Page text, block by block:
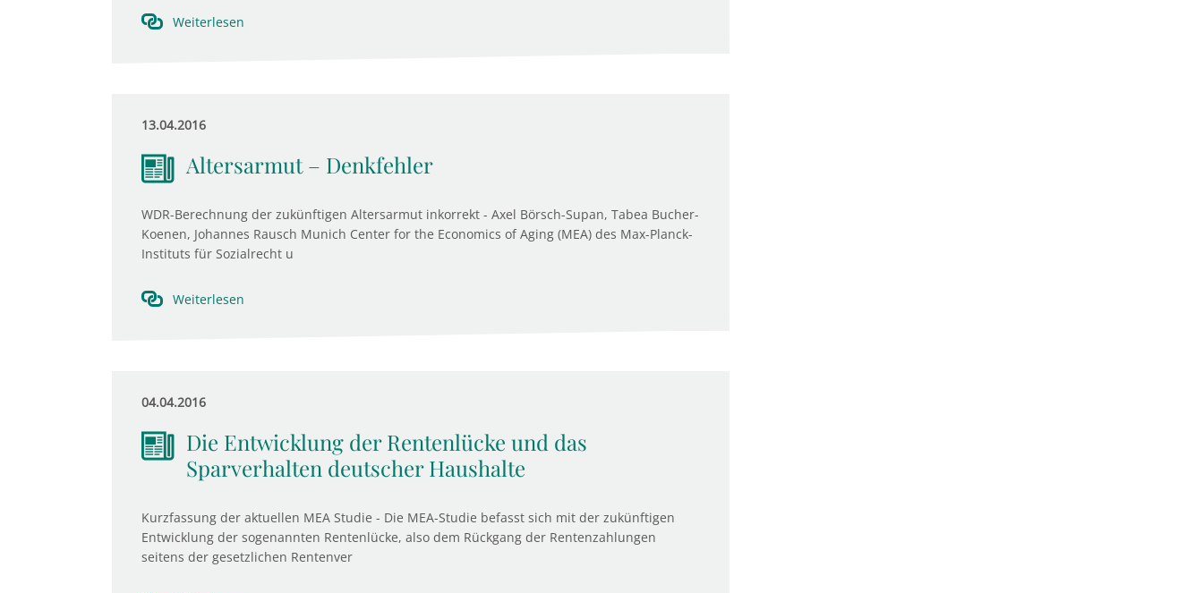
Weiterlesen
13.04.2016
Altersarmut – Denkfehler
WDR-Berechnung der zukünftigen Altersarmut inkorrekt - Axel Börsch-Supan, Tabea Bucher-
Koenen, Johannes Rausch Munich Center for the Economics of Aging (MEA) des Max-Planck-
Instituts für Sozialrecht u
Weiterlesen
04.04.2016
Die Entwicklung der Rentenlücke und das
Sparverhalten deutscher Haushalte
Kurzfassung der aktuellen MEA Studie - Die MEA-Studie befasst sich mit der zukünftigen
Entwicklung der sogenannten Rentenlücke, also dem Rückgang der Rentenzahlungen
seitens der gesetzlichen Rentenver